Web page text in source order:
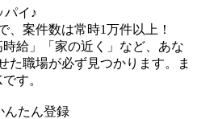
パイ♪
、案件数は常時1万件以上！
時給」「家の近く」など、あな
た職場が必ず見つかります。ま
す。
んたん登録